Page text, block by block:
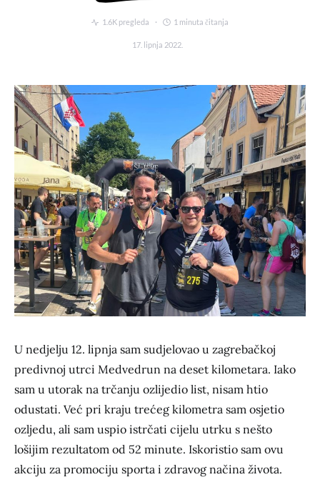
1.6K pregleda 1 minuta čitanja
17. lipnja 2022.
U nedjelju 12. lipnja sam sudjelovao u zagrebačkoj
predivnoj utrci Medvedrun na deset kilometara. Iako
sam u utorak na trčanju ozlijedio list, nisam htio
odustati. Već pri kraju trećeg kilometra sam osjetio
ozljedu, ali sam uspio istrčati cijelu utrku s nešto
lošijim rezultatom od 52 minute. Iskoristio sam ovu
akciju za promociju sporta i zdravog načina života.